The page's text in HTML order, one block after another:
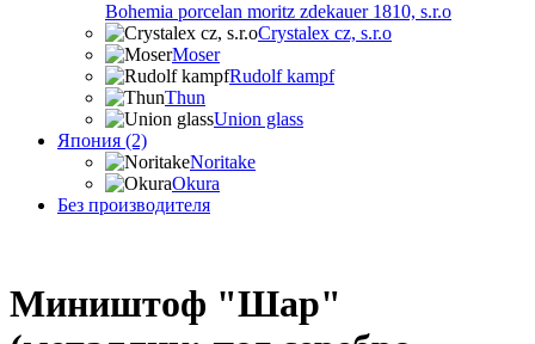
Bohemia porcelan moritz zdekauer 1810, s.r.o
Crystalex cz, s.r.o
Moser
Rudolf kampf
Thun
Union glass
Япония (2)
Noritake
Okura
Без производителя
Миништоф "Шар"